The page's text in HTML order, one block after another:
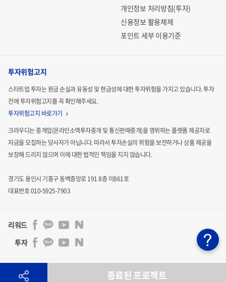
종료된 프로젝트
개인정보 처리방침(투자)
신용정보 활용체제
포인트 세부 이용기준
투자위험고지
스타트업 투자는 원금 손실과 유동성 및 현금성에 대한 투자위험을 가지고 있습니다.투자
전에 투자위험고지를 꼭 확인해주세요.
투자위험고지 바로가기
크라우디는 중개업(온라인소액투자중개 및 통신판매중개)을 영위하는 플랫폼 제공자로
자금을 모집하는당사자가 아닙니다. 따라서 투자손실의 위험을 보전하거나 상품 제공을
보장해 드리지 않으며 이에 대한 법적인 책임을 지지 않습니다.
경기도 용인시 기흥구 동백중앙로 191 8층 이861호
대표번호 010-5925-7903
리워드
투자
주식회사 크라우디 | 통신판매업신고 : 2024-용인기흥-3011호 | 사업자등록번호 : 841-86-00201 | 대표자 :
김기석|벤처인증기업 : 제 20180300861 호